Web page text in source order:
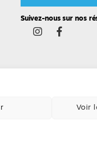
Voir
Suivez-nous sur nos